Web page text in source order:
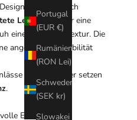
Portugal
(EUR €)
Rumänien
(RON Lei)
Schweden
(SEK kr)
Slowakei
sondern auch
Leder
sorgt für eine
eine raffinierte Textur. Die
angenehme Flexibilität
– diese Loafer setzen
.
Eleganz